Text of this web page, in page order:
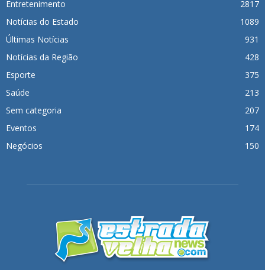
Entretenimento
2817
Notícias do Estado
1089
Últimas Notícias
931
Notícias da Região
428
Esporte
375
Saúde
213
Sem categoria
207
Eventos
174
Negócios
150